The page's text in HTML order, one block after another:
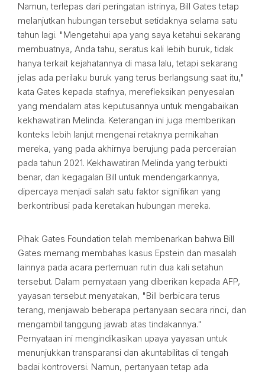
Namun, terlepas dari peringatan istrinya, Bill Gates tetap
melanjutkan hubungan tersebut setidaknya selama satu
tahun lagi. "Mengetahui apa yang saya ketahui sekarang
membuatnya, Anda tahu, seratus kali lebih buruk, tidak
hanya terkait kejahatannya di masa lalu, tetapi sekarang
jelas ada perilaku buruk yang terus berlangsung saat itu,"
kata Gates kepada stafnya, merefleksikan penyesalan
yang mendalam atas keputusannya untuk mengabaikan
kekhawatiran Melinda. Keterangan ini juga memberikan
konteks lebih lanjut mengenai retaknya pernikahan
mereka, yang pada akhirnya berujung pada perceraian
pada tahun 2021. Kekhawatiran Melinda yang terbukti
benar, dan kegagalan Bill untuk mendengarkannya,
dipercaya menjadi salah satu faktor signifikan yang
berkontribusi pada keretakan hubungan mereka.
Pihak Gates Foundation telah membenarkan bahwa Bill
Gates memang membahas kasus Epstein dan masalah
lainnya pada acara pertemuan rutin dua kali setahun
tersebut. Dalam pernyataan yang diberikan kepada AFP,
yayasan tersebut menyatakan, "Bill berbicara terus
terang, menjawab beberapa pertanyaan secara rinci, dan
mengambil tanggung jawab atas tindakannya."
Pernyataan ini mengindikasikan upaya yayasan untuk
menunjukkan transparansi dan akuntabilitas di tengah
badai kontroversi. Namun, pertanyaan tetap ada